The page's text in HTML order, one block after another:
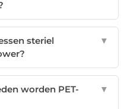
steriel
▼
worden PET-
▼